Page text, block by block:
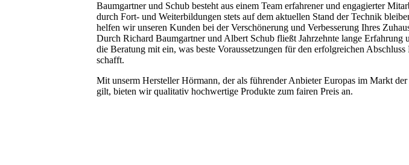
Baumgartner und Schub besteht aus einem Team erfahrener und engagierter
durch Fort- und Weiterbildungen stets auf dem aktuellen Stand der Technik
helfen wir unseren Kunden bei der Verschönerung und Verbesserung Ihres
Durch Richard Baumgartner und Albert Schub fließt Jahrzehnte lange Erfahrung
die Beratung mit ein, was beste Voraussetzungen für den erfolgreichen Abschluss
schafft.
Mit unserm Hersteller Hörmann, der als führender Anbieter Europas im Markt der
gilt, bieten wir qualitativ hochwertige Produkte zum fairen Preis an.